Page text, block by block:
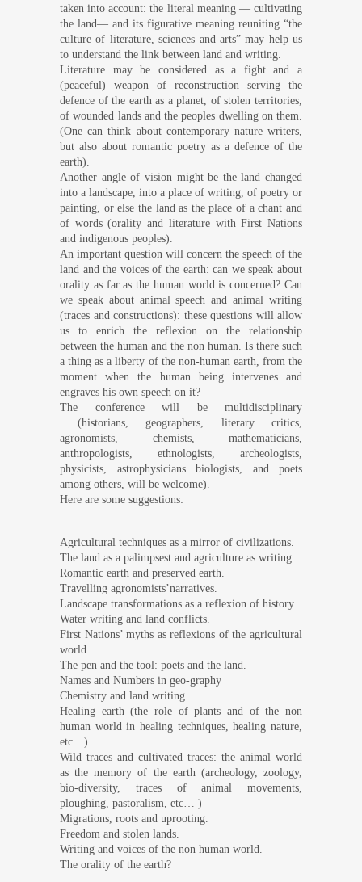
taken into account: the literal meaning — cultivating
the land— and its figurative meaning reuniting “the
culture of literature, sciences and arts” may help us
to understand the link between land and writing.
Literature may be considered as a fight and a
(peaceful) weapon of reconstruction serving the
defence of the earth as a planet, of stolen territories,
of wounded lands and the peoples dwelling on them.
(One can think about contemporary nature writers,
but also about romantic poetry as a defence of the
earth).
Another angle of vision might be the land changed
into a landscape, into a place of writing, of poetry or
painting, or else the land as the place of a chant and
of words (orality and literature with First Nations
and indigenous peoples).
An important question will concern the speech of the
land and the voices of the earth: can we speak about
orality as far as the human world is concerned? Can
we speak about animal speech and animal writing
(traces and constructions): these questions will allow
us to enrich the reflexion on the relationship
between the human and the non human. Is there such
a thing as a liberty of the non-human earth, from the
moment when the human being intervenes and
engraves his own speech on it?
The conference will be multidisciplinary
(historians, geographers, literary critics,
agronomists, chemists, mathematicians,
anthropologists, ethnologists, archeologists,
physicists, astrophysicians biologists, and poets
among others, will be welcome).
Here are some suggestions:
Agricultural techniques as a mirror of civilizations.
The land as a palimpsest and agriculture as writing.
Romantic earth and preserved earth.
Travelling agronomists’narratives.
Landscape transformations as a reflexion of history.
Water writing and land conflicts.
First Nations’ myths as reflexions of the agricultural
world.
The pen and the tool: poets and the land.
Names and Numbers in geo-graphy
Chemistry and land writing.
Healing earth (the role of plants and of the non
human world in healing techniques, healing nature,
etc…).
Wild traces and cultivated traces: the animal world
as the memory of the earth (archeology, zoology,
bio-diversity, traces of animal movements,
ploughing, pastoralism, etc… )
Migrations, roots and uprooting.
Freedom and stolen lands.
Writing and voices of the non human world.
The orality of the earth?